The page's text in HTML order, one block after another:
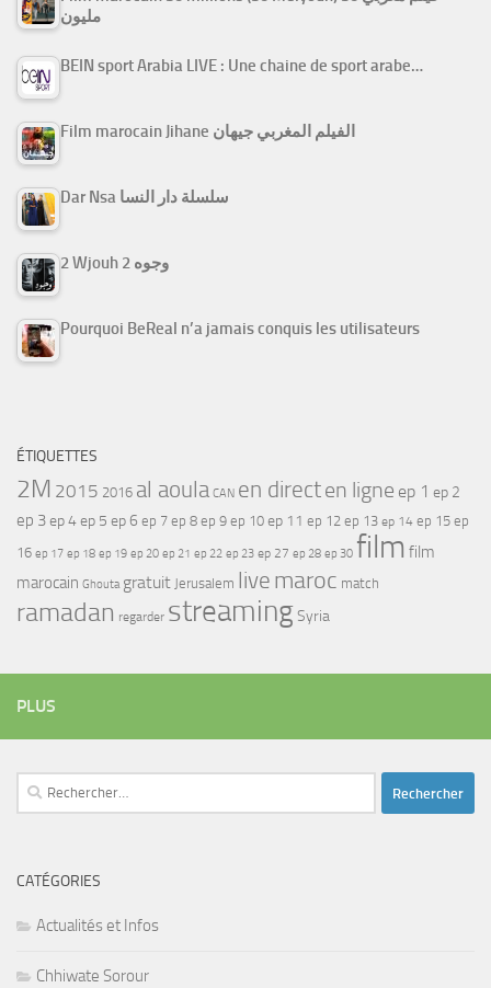
مليون
BEIN sport Arabia LIVE : Une chaine de sport arabe…
Film marocain Jihane الفيلم المغربي جيهان
Dar Nsa سلسلة دار النسا
2 Wjouh 2 وجوه
Pourquoi BeReal n’a jamais conquis les utilisateurs
ÉTIQUETTES
2M 2015 2016 al aoula CAN en directen ligne ep 1 ep 2
ep 3ep 4ep 5 ep 6 ep 7 ep 8 ep 9 ep 10 ep 11 ep 12 ep 13 ep 14 ep 15 ep
16 ep 17 ep 18 ep 19 ep 20 ep 21 ep 22 ep 23 ep 27 ep 28 ep 30 film film
marocain Ghouta gratuit Jerusalem live maroc match
ramadan regarder streamingSyria
PLUS
Rechercher :
CATÉGORIES
Actualités et Infos
Chhiwate Sorour